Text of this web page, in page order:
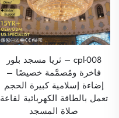
cpl-008 – ثريا مسجد بلور
فاخرة ومُصمَّمة خصيصًا –
إضاءة إسلامية كبيرة الحجم
تعمل بالطاقة الكهربائية لقاعة
صلاة المسجد